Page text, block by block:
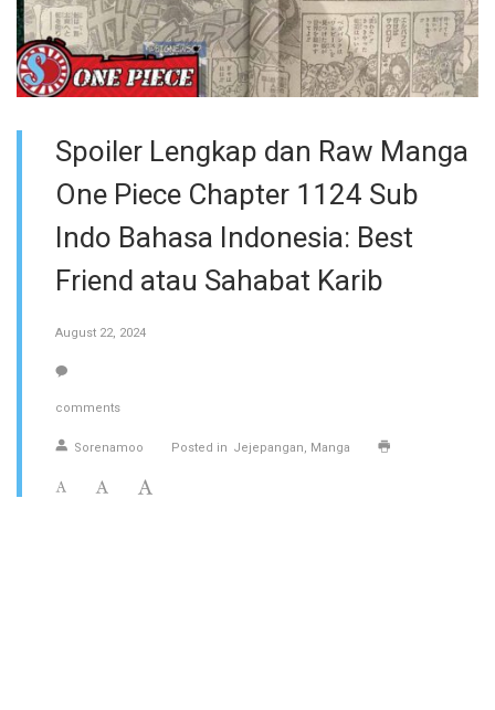
Spoiler Lengkap dan Raw Manga
One Piece Chapter 1124 Sub
Indo Bahasa Indonesia: Best
Friend atau Sahabat Karib
August 22, 2024
comments
Sorenamoo Posted in Jejepangan Manga